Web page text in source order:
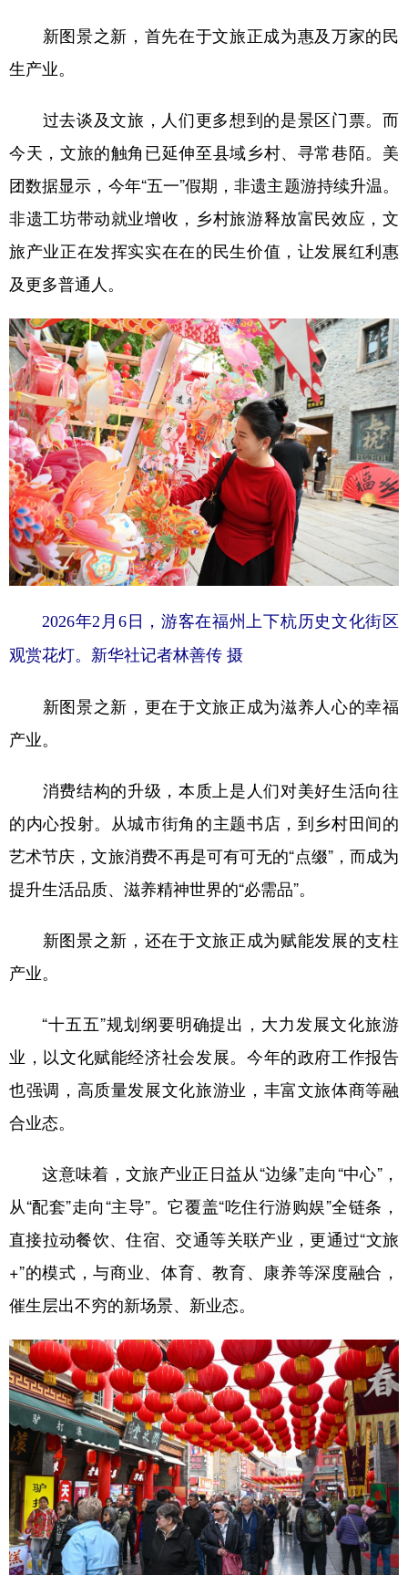
新图景之新，首先在于文旅正成为惠及万家的民
生产业。
过去谈及文旅，人们更多想到的是景区门票。而
今天，文旅的触角已延伸至县域乡村、寻常巷陌。美
团数据显示，今年“五一”假期，非遗主题游持续升温。
非遗工坊带动就业增收，乡村旅游释放富民效应，文
旅产业正在发挥实实在在的民生价值，让发展红利惠
及更多普通人。
2026年2月6日，游客在福州上下杭历史文化街区
观赏花灯。新华社记者林善传 摄
新图景之新，更在于文旅正成为滋养人心的幸福
产业。
消费结构的升级，本质上是人们对美好生活向往
的内心投射。从城市街角的主题书店，到乡村田间的
艺术节庆，文旅消费不再是可有可无的“点缀”，而成为
提升生活品质、滋养精神世界的“必需品”。
新图景之新，还在于文旅正成为赋能发展的支柱
产业。
“十五五”规划纲要明确提出，大力发展文化旅游
业，以文化赋能经济社会发展。今年的政府工作报告
也强调，高质量发展文化旅游业，丰富文旅体商等融
合业态。
这意味着，文旅产业正日益从“边缘”走向“中心”，
从“配套”走向“主导”。它覆盖“吃住行游购娱”全链条，
直接拉动餐饮、住宿、交通等关联产业，更通过“文旅
+”的模式，与商业、体育、教育、康养等深度融合，
催生层出不穷的新场景、新业态。